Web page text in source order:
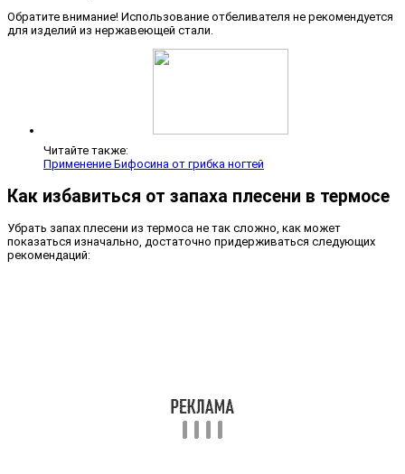
Обратите внимание! Использование отбеливателя не рекомендуется
для изделий из нержавеющей стали.
Читайте также:
Применение Бифосина от грибка ногтей
Как избавиться от запаха плесени в термосе
Убрать запах плесени из термоса не так сложно, как может
показаться изначально, достаточно придерживаться следующих
рекомендаций: